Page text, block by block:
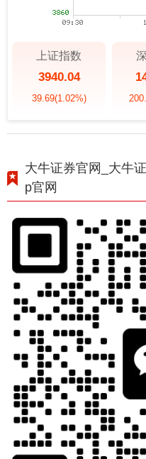
上证指数
3940.04
39.69(1.02%)
大牛证券官网_大牛
p官网